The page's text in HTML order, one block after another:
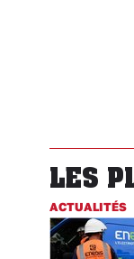
LES
ACTUALITÉS